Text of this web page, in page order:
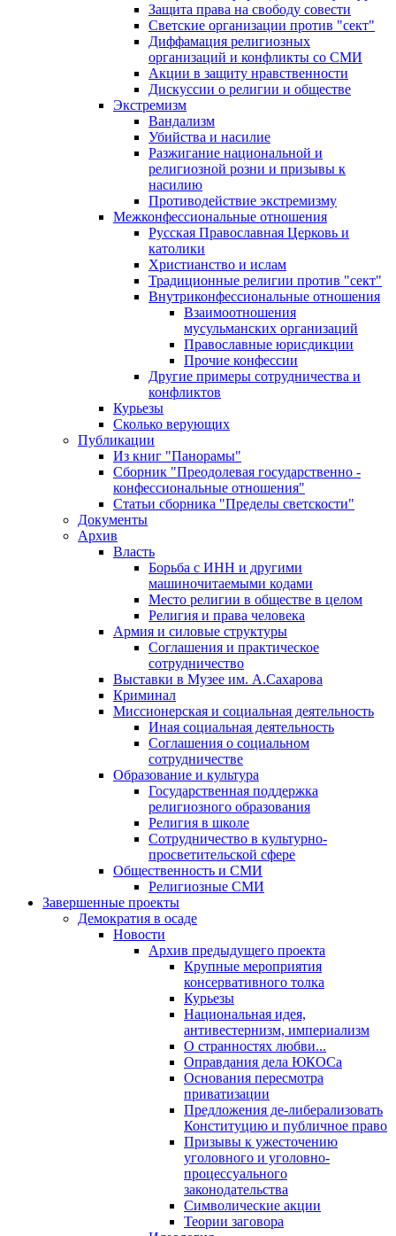
Защита права на свободу совести
Светские организации против "сект"
Диффамация религиозных
организаций и конфликты со СМИ
Акции в защиту нравственности
Дискуссии о религии и обществе
Экстремизм
Вандализм
Убийства и насилие
Разжигание национальной и
религиозной розни и призывы к
насилию
Противодействие экстремизму
Межконфессиональные отношения
Русская Православная Церковь и
католики
Христианство и ислам
Традиционные религии против "сект"
Внутриконфессиональные отношения
Взаимоотношения
мусульманских организаций
Православные юрисдикции
Прочие конфессии
Другие примеры сотрудничества и
конфликтов
Курьезы
Сколько верующих
Публикации
Из книг "Панорамы"
Сборник "Преодолевая государственно -
конфессиональные отношения"
Статьи сборника "Пределы светскости"
Документы
Архив
Власть
Борьба с ИНН и другими
машиночитаемыми кодами
Место религии в обществе в целом
Религия и права человека
Армия и силовые структуры
Соглашения и практическое
сотрудничество
Выставки в Музее им. А.Сахарова
Криминал
Миссионерская и социальная деятельность
Иная социальная деятельность
Соглашения о социальном
сотрудничестве
Образование и культура
Государственная поддержка
религиозного образования
Религия в школе
Сотрудничество в культурно-
просветительской сфере
Общественность и СМИ
Религиозные СМИ
Завершенные проекты
Демократия в осаде
Новости
Архив предыдущего проекта
Крупные мероприятия
консервативного толка
Курьезы
Национальная идея,
антивестернизм, империализм
О странностях любви...
Оправдания дела ЮКОСа
Основания пересмотра
приватизации
Предложения де-либерализовать
Конституцию и публичное право
Призывы к ужесточению
уголовного и уголовно-
процессуального
законодательства
Символические акции
Теории заговора